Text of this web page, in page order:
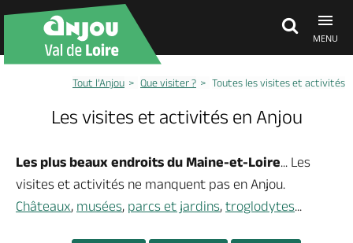
MENU
Découvrir
Agenda
Tout l’Anjou Que visiter ? Toutes les visites et activités
Les visites et activités en Anjou
Les plus beaux endroits du Maine-et-Loire... Les
visites et activités ne manquent pas en Anjou.
Châteaux, musées, parcs et jardins, troglodytes...